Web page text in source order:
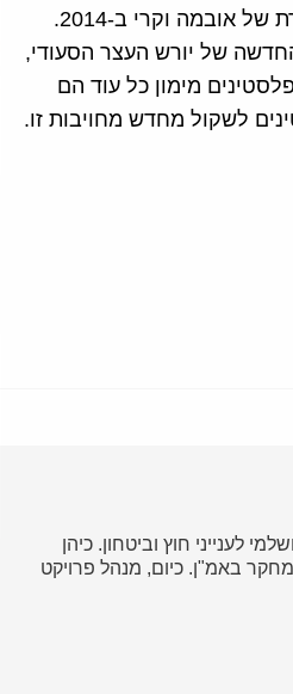
שנה. זוהי ההעדפה הפלסטינית, שעמדה גם בסיס הדחיה של הצעת המסגרת של אובמה וקרי ב-2014.
של יורש העצר הסעודי,
מימון כל עוד הם
לשקול מחדש מחויבות זו.
לענייני חוץ וביטחון. כיהן
באמ"ן. כיום, מנהל פרויקט